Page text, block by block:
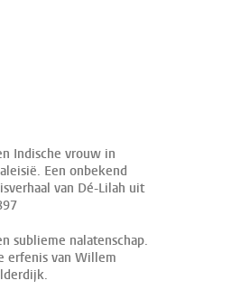
Indische vrouw in
Een onbekend
van Dé-Lilah uit
sublieme nalatenschap.
erfenis van Willem